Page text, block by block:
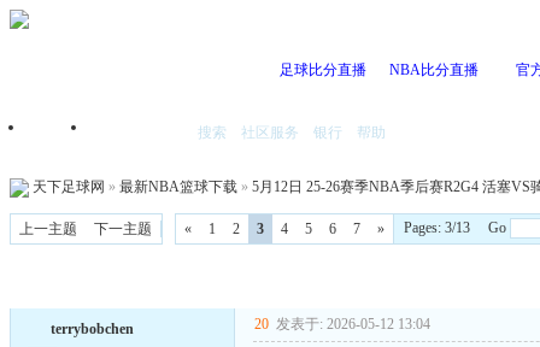
足球比分直播 NBA比分直播 官
首页 搜索 社区服务 银行 帮助
天下足球网 » 最新NBA篮球下载 » 5月12日 25-26赛季NBA季后赛R2G4 活塞VS
上一主题 下一主题 « 1 2 3 4 5 6 7 » Pages: 3/13 Go
terrybobchen 20 发表于: 2026-05-12 13:04